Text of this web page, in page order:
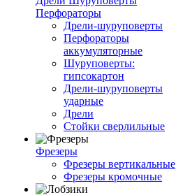
Перфораторы
Дрели-шуруповерты
Перфораторы
аккумуляторные
Шуруповерты:
гипсокартон
Дрели-шуруповерты
ударные
Дрели
Стойки сверлильные
Фрезеры
Фрезеры вертикальные
Фрезеры кромочные